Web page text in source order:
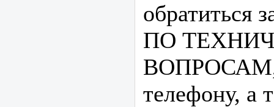
обратиться
ПО
ВОПРОСАМ,
телефону, а